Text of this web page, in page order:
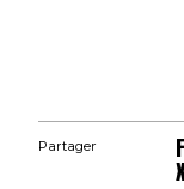
Partager